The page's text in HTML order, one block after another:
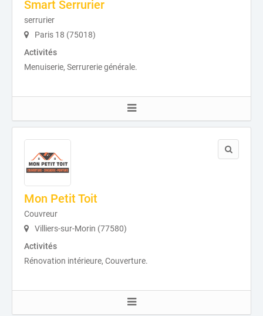
Smart Serrurier
serrurier
Paris 18 (75018)
Activités
Menuiserie, Serrurerie générale.
Mon Petit Toit
Couvreur
Villiers-sur-Morin (77580)
Activités
Rénovation intérieure, Couverture.